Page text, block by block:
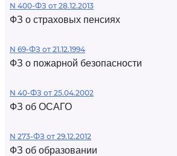
N 400-ФЗ от 28.12.2013
ФЗ о страховых пенсиях
N 69-ФЗ от 21.12.1994
ФЗ о пожарной безопасности
N 40-ФЗ от 25.04.2002
ФЗ об ОСАГО
N 273-ФЗ от 29.12.2012
ФЗ об образовании